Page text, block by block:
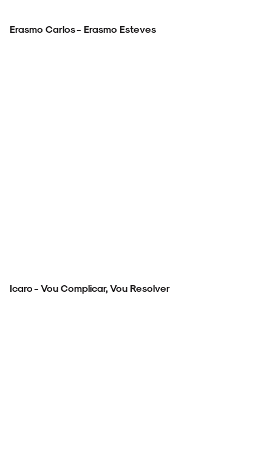
Erasmo Carlos - Erasmo Esteves
Icaro - Vou Complicar, Vou Resolver